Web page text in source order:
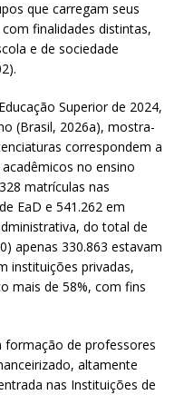
que carregam seus
finalidades distintas,
e de sociedade
Superior de 2024,
(Brasil, 2026a), mostra-
correspondem a
no ensino
matrículas nas
EaD e 541.262 em
do total de
apenas 330.863 estavam
instituições privadas,
mais de 58%, com fins
formação de professores
altamente
nas Instituições de